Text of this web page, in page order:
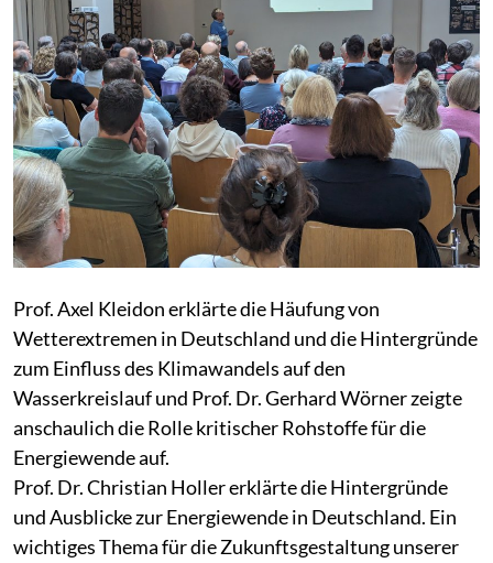
Prof. Axel Kleidon erklärte die Häufung von
Wetterextremen in Deutschland und die Hintergründe
zum Einfluss des Klimawandels auf den
Wasserkreislauf und Prof. Dr. Gerhard Wörner zeigte
anschaulich die Rolle kritischer Rohstoffe für die
Energiewende auf.
Prof. Dr. Christian Holler erklärte die Hintergründe
und Ausblicke zur Energiewende in Deutschland. Ein
wichtiges Thema für die Zukunftsgestaltung unserer